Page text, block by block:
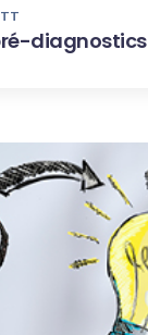
diagnostics